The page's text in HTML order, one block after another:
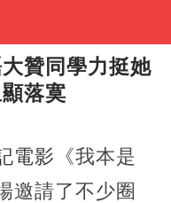
贊同學力挺她
落寞
電影 《我本是
邀請了不少圈